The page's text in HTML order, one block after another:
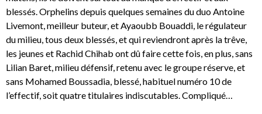
blessés. Orphelins depuis quelques semaines du duo Antoine
Livemont, meilleur buteur, et Ayaoubb Bouaddi, le régulateur
du milieu, tous deux blessés, et qui reviendront après la trêve,
les jeunes et Rachid Chihab ont dû faire cette fois, en plus, sans
Lilian Baret, milieu défensif, retenu avec le groupe réserve, et
sans Mohamed Boussadia, blessé, habituel numéro 10 de
l’effectif, soit quatre titulaires indiscutables. Compliqué…